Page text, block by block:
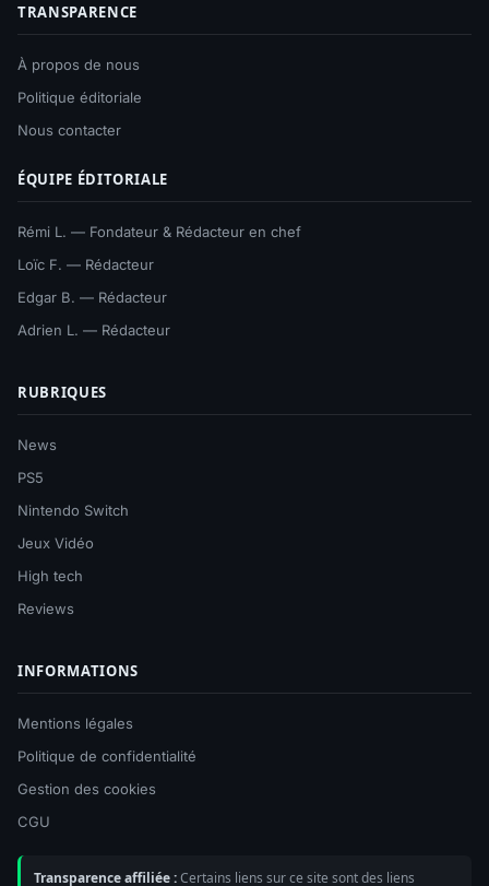
TRANSPARENCE
À propos de nous
Politique éditoriale
Nous contacter
ÉQUIPE ÉDITORIALE
Rémi L. — Fondateur & Rédacteur en chef
Loïc F. — Rédacteur
Edgar B. — Rédacteur
Adrien L. — Rédacteur
RUBRIQUES
News
PS5
Nintendo Switch
Jeux Vidéo
High tech
Reviews
INFORMATIONS
Mentions légales
Politique de confidentialité
Gestion des cookies
CGU
Transparence affiliée :Certains liens sur ce site sont des liens